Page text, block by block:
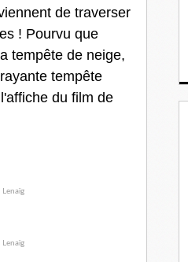
de traverser
! Pourvu que
tempête de neige,
tempête
du film de